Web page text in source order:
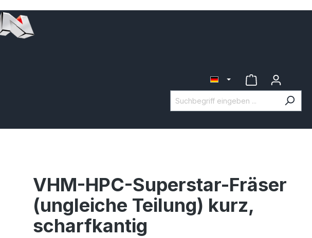
VHM-HPC-Superstar-Fräser
(ungleiche Teilung) kurz,
scharfkantig